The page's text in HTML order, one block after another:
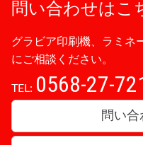
問い合わせはこ
グラビア印刷機、ラミネ
にご相談ください。
TEL: 0568-27-
問い合